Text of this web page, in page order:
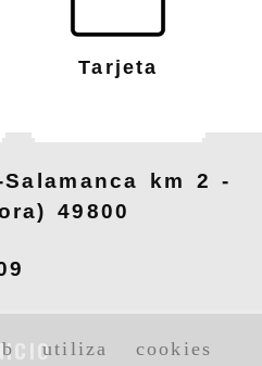
utiliza cookies
Tarjeta
km 2 -
49800